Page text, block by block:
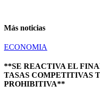
Más noticias
ECONOMIA
**SE REACTIVA EL
TASAS COMPETITIVAS
PROHIBITIVA**